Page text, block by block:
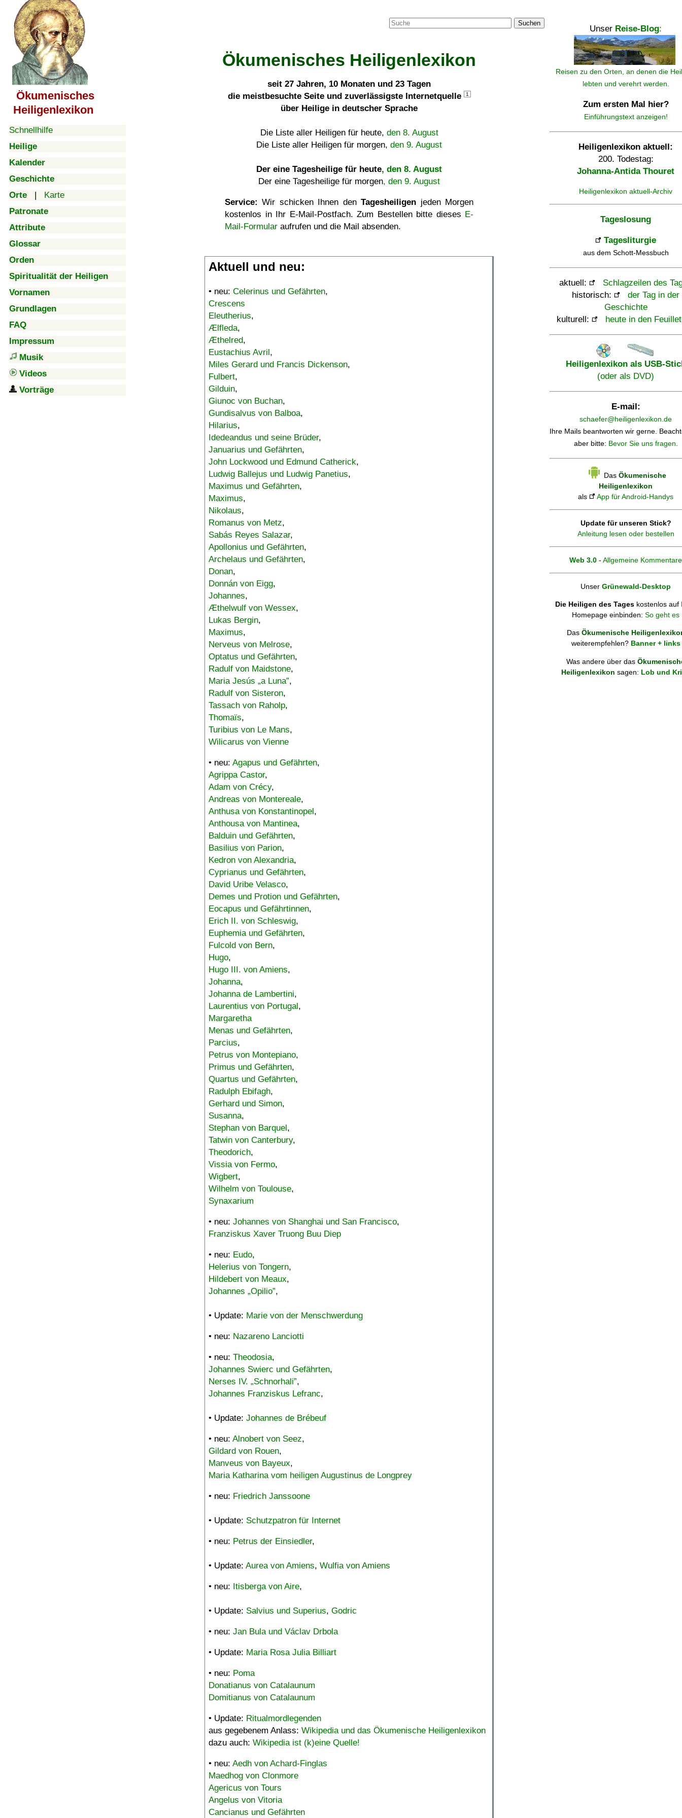
Ökumenisches
Heiligenlexikon
Schnellhilfe
Heilige
Kalender
Geschichte
Orte | Karte
Patronate
Attribute
Glossar
Orden
Spiritualität der Heiligen
Vornamen
Grundlagen
FAQ
Impressum
Musik
Videos
Vorträge
Suchen
Ökumenisches Heiligenlexikon
seit 27 Jahren, 10 Monaten und 23 Tagen
die meistbesuchte Seite und zuverlässigste Internetquelle
1
über Heilige in deutscher Sprache
Die Liste aller Heiligen für heute, den 8. August
Die Liste aller Heiligen für morgen, den 9. August
Der eine Tagesheilige für heute, den 8. August
Der eine Tagesheilige für morgen, den 9. August
Service: Wir schicken Ihnen denTagesheiligen jeden Morgen
kostenlos in Ihr E-Mail-Postfach. Zum Bestellen bitte dieses E-
Mail-Formular aufrufen und die Mail absenden.
Aktuell und neu:
• neu: Celerinus und Gefährten,
Crescens
Eleutherius,
Ælfleda,
Æthelred,
Eustachius Avril,
Miles Gerard und Francis Dickenson,
Fulbert,
Gilduin,
Giunoc von Buchan,
Gundisalvus von Balboa,
Hilarius,
Idedeandus und seine Brüder,
Januarius und Gefährten,
John Lockwood und Edmund Catherick,
Ludwig Ballejus und Ludwig Panetius,
Maximus und Gefährten,
Maximus,
Nikolaus,
Romanus von Metz,
Sabás Reyes Salazar,
Apollonius und Gefährten,
Archelaus und Gefährten,
Donan,
Donnán von Eigg,
Johannes,
Æthelwulf von Wessex,
Lukas Bergin,
Maximus,
Nerveus von Melrose,
Optatus und Gefährten,
Radulf von Maidstone,
Maria Jesús „a Luna”,
Radulf von Sisteron,
Tassach von Raholp,
Thomaïs,
Turibius von Le Mans,
Wilicarus von Vienne
• neu: Agapus und Gefährten,
Agrippa Castor,
Adam von Crécy,
Andreas von Montereale,
Anthusa von Konstantinopel,
Anthousa von Mantinea,
Balduin und Gefährten,
Basilius von Parion,
Kedron von Alexandria,
Cyprianus und Gefährten,
David Uribe Velasco,
Demes und Protion und Gefährten,
Eocapus und Gefährtinnen,
Erich II. von Schleswig,
Euphemia und Gefährten,
Fulcold von Bern,
Hugo,
Hugo III. von Amiens,
Johanna,
Johanna de Lambertini,
Laurentius von Portugal,
Margaretha
Menas und Gefährten,
Parcius,
Petrus von Montepiano,
Primus und Gefährten,
Quartus und Gefährten,
Radulph Ebifagh,
Gerhard und Simon,
Susanna,
Stephan von Barquel,
Tatwin von Canterbury,
Theodorich,
Vissia von Fermo,
Wigbert,
Wilhelm von Toulouse,
Synaxarium
• neu: Johannes von Shanghai und San Francisco,
Franziskus Xaver Truong Buu Diep
• neu: Eudo,
Helerius von Tongern,
Hildebert von Meaux,
Johannes „Opilio”,
• Update: Marie von der Menschwerdung
• neu: Nazareno Lanciotti
• neu: Theodosia,
Johannes Swierc und Gefährten,
Nerses IV. „Schnorhali”,
Johannes Franziskus Lefranc,
• Update: Johannes de Brébeuf
• neu: Alnobert von Seez,
Gildard von Rouen,
Manveus von Bayeux,
Maria Katharina vom heiligen Augustinus de Longprey
• neu: Friedrich Janssoone
• Update: Schutzpatron für Internet
• neu: Petrus der Einsiedler,
• Update: Aurea von Amiens, Wulfia von Amiens
• neu: Itisberga von Aire,
• Update: Salvius und Superius, Godric
• neu: Jan Bula und Václav Drbola
• Update: Maria Rosa Julia Billiart
• neu: Poma
Donatianus von Catalaunum
Domitianus von Catalaunum
• Update: Ritualmordlegenden
aus gegebenem Anlass: Wikipedia und das Ökumenische Heiligenlexikon
dazu auch: Wikipedia ist (k)eine Quelle!
• neu: Aedh von Achard-Finglas
Maedhog von Clonmore
Agericus von Tours
Angelus von Vitoria
Cancianus und Gefährten
Unser Reise-Blog:
Reisen zu den Orten, an denen die
lebten und verehrt werden.
Zum ersten Mal hier?
Einführungstext anzeigen!
Heiligenlexikon aktuell:
200. Todestag:
Johanna-Antida Thouret
Heiligenlexikon aktuell-Archiv
Tageslosung
Tagesliturgie
aus dem Schott-Messbuch
aktuell:
Schlagzeilen des
historisch:
der Tag in der
Geschichte
kulturell:
heute in den
Heiligenlexikon als USB-
(oder als DVD)
E-mail:
schaefer@heiligenlexikon.de
Ihre Mails beantworten wir gerne.
aber bitte: Bevor Sie uns fragen.
Das Ökumenische
Heiligenlexikon
als
App für Android-Handys
Update für unseren Stick?
Anleitung lesen oder bestellen
Web 3.0 - Allgemeine Kommentare
Unser Grünewald-Desktop
Die Heiligen des Tages kostenlos auf
Homepage einbinden: So geht es
Das Ökumenische
weiterempfehlen? Banner + links
Was andere über das
Heiligenlexikon sagen: Lob und